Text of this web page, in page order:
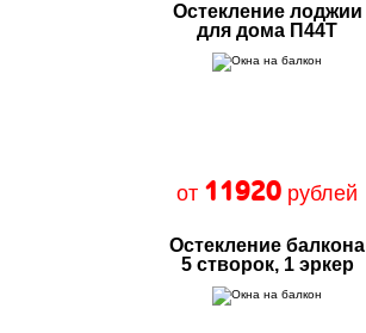
Остекление лоджии
для дома П44Т
от 11920 рублей
Остекление балкона
5 створок, 1 эркер